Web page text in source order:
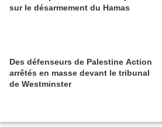
sur le désarmement du Hamas
Des défenseurs de Palestine Action
arrêtés en masse devant le tribunal
de Westminster